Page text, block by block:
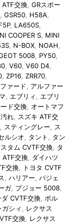
ATF交換 GRスポー
GSR50 H58A
, LA650S
COOPER S MINI
N-BOX NOAH
5008 PY50
V60 V60 D4
ZP16 ZRR70
ァード
アルファー
エブリィ
エブリ
ド交換 オートマフ
れ
スズキ ATF交
スティングレー
ス
ルシオ タント
タン
タム CVTF交換 タ
ATF交換 ダイハツ
交換
トヨタ CVTF
ハリアー パジェ
ガ, プジョー 5008
ダ CVTF交換 ボル
ガシィ
レクサス
交換
レクサス